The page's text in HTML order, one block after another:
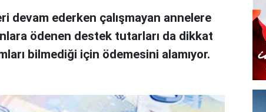
devam ederken çalışmayan annelere
ödenen destek tutarları da dikkat
bilmediği için ödemesini alamıyor.